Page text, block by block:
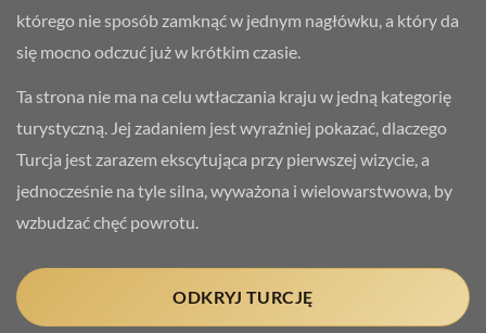
którego nie sposób zamknąć w jednym nagłówku, a który da
się mocno odczuć już w krótkim czasie.
Ta strona nie ma na celu wtłaczania kraju w jedną kategorię
turystyczną. Jej zadaniem jest wyraźniej pokazać, dlaczego
Turcja jest zarazem ekscytująca przy pierwszej wizycie, a
jednocześnie na tyle silna, wyważona i wielowarstwowa, by
wzbudzać chęć powrotu.
ODKRYJ TURCJĘ